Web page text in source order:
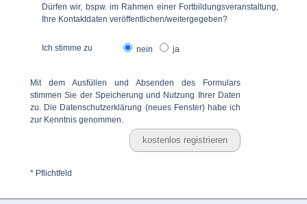
Dürfen wir, bspw. im Rahmen einer Fortbildungsveranstaltung,
Ihre Kontaktdaten veröffentlichen/weitergegeben?
Ich stimme zu nein ja
Mit dem Ausfüllen und Absenden des Formulars
stimmen Sie der Speicherung und Nutzung Ihrer Daten
zu. Die Datenschutzerklärung (neues Fenster)habe ich
zur Kenntnis genommen.
* Pflichtfeld